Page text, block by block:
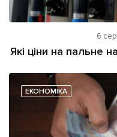
6
Які ціни на пальне
ЕКОНОМІКА